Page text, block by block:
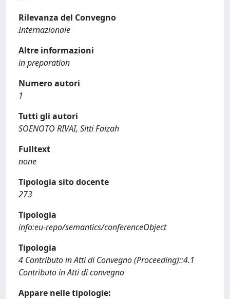
Rilevanza del Convegno
Internazionale
Altre informazioni
in preparation
Numero autori
1
Tutti gli autori
SOENOTO RIVAI, Sitti Faizah
Fulltext
none
Tipologia sito docente
273
Tipologia
info:eu-repo/semantics/conferenceObject
Tipologia
4 Contributo in Atti di Convegno (Proceeding)::4.1
Contributo in Atti di convegno
Appare nelle tipologie: